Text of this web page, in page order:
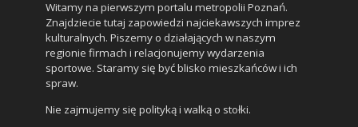
Witamy na pierwszym portalu metropolii Poznań.
Znajdziecie tutaj zapowiedzi najciekawszych imprez
kulturalnych. Piszemy o działających w naszym
regionie firmach i relacjonujemy wydarzenia
sportowe. Staramy się być blisko mieszkańców i ich
spraw.
Nie zajmujemy się polityką i walką o stołki.